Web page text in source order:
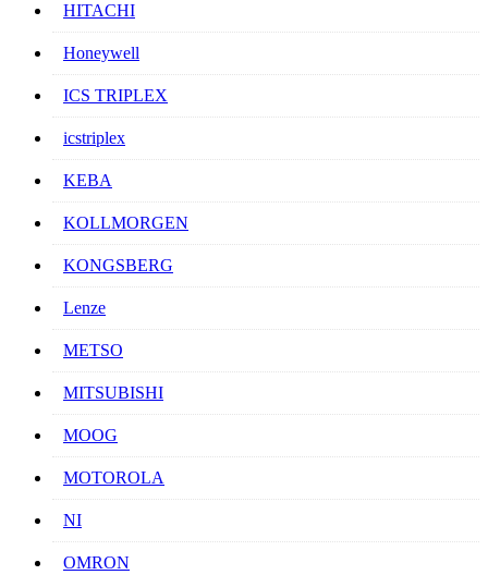
HITACHI
Honeywell
ICS TRIPLEX
icstriplex
KEBA
KOLLMORGEN
KONGSBERG
Lenze
METSO
MITSUBISHI
MOOG
MOTOROLA
NI
OMRON